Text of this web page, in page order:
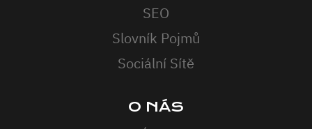
SEO
Slovník Pojmů
Sociální Sítě
O NÁS